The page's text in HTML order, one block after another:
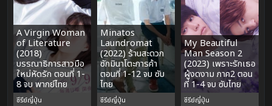
A Virgin Woman
of Literature
(2018)
บรรณาธิการสาวมือ
ใหม่หัดรัก ตอนที่ 1-
8 จบ พากย์ไทย
ซีรีย์ญี่ปุ่น
Minatos
Laundromat
(2022) ร้านสะดวก
ซักมินาโตะการค้า
ตอนที่ 1-12 จบ ซับ
ไทย
ซีรีย์ญี่ปุ่น
My Beautiful
Man Season 2
(2023) เพราะรักเธอ
ผู้งดงาม ภาค2 ตอน
ที่ 1-4 จบ ซับไทย
ซีรีย์ญี่ปุ่น